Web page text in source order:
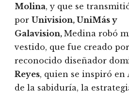
Molina, y que se
por Univision, UniMás y
Galavision, Medina robó
vestido, que fue creado
reconocido diseñador
Reyes, quien se inspiró en
de la sabiduría, la